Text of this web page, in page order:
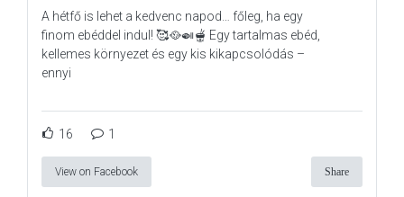
A hétfő is lehet a kedvenc napod… főleg, ha egy
finom ebéddel indul! 🥰🥘🍛🫕 Egy tartalmas ebéd,
kellemes környezet és egy kis kikapcsolódás –
ennyi
16 1
View on Facebook Share